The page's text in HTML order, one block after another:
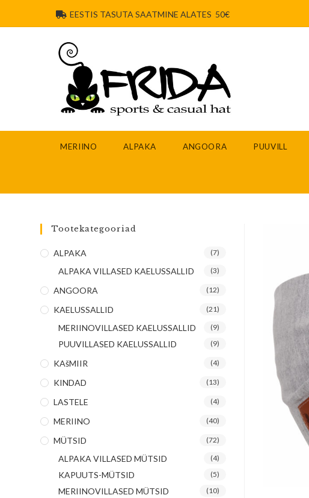
EESTIS TASUTA SAATMINE ALATES 50€
MERIINO ALPAKA ANGOORA PUUVILL
Tootekategooriad
ALPAKA (7)
ALPAKA VILLASED KAELUSSALLID (3)
ANGOORA (12)
KAELUSSALLID (21)
MERIINOVILLASED KAELUSSALLID (9)
PUUVILLASED KAELUSSALLID (9)
KAšMIIR (4)
KINDAD (13)
LASTELE (4)
MERIINO (40)
MÜTSID (72)
ALPAKA VILLASED MÜTSID (4)
KAPUUTS-MÜTSID (5)
MERIINOVILLASED MÜTSID (10)